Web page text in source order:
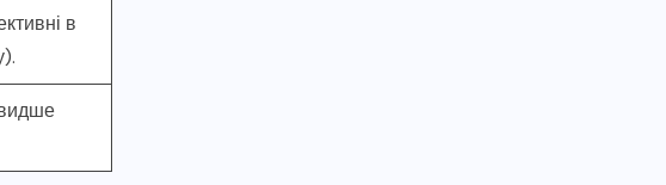
в